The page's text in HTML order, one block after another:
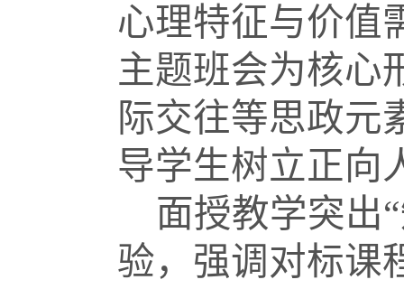
心理特征与价值
主题班会为核心
际交往等思政元
导学生树立正向
面授教学突出
验，强调对标课